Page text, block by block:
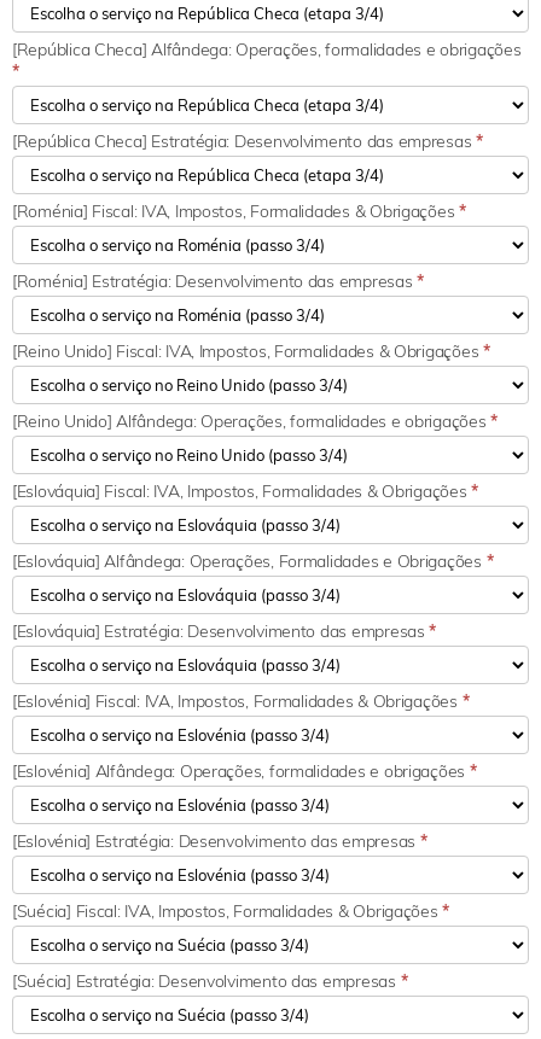
[República Checa] Alfândega: Operações, formalidades e obrigações
*
[República Checa] Estratégia: Desenvolvimento das empresas*
[Roménia] Fiscal: IVA, Impostos, Formalidades & Obrigações*
[Roménia] Estratégia: Desenvolvimento das empresas*
[Reino Unido] Fiscal: IVA, Impostos, Formalidades & Obrigações *
[Reino Unido] Alfândega: Operações, formalidades e obrigações*
[Eslováquia] Fiscal: IVA, Impostos, Formalidades & Obrigações*
[Eslováquia] Alfândega: Operações, Formalidades e Obrigações *
[Eslováquia] Estratégia: Desenvolvimento das empresas*
[Eslovénia] Fiscal: IVA, Impostos, Formalidades & Obrigações *
[Eslovénia] Alfândega: Operações, formalidades e obrigações *
[Eslovénia] Estratégia: Desenvolvimento das empresas *
[Suécia] Fiscal: IVA, Impostos, Formalidades & Obrigações*
[Suécia] Estratégia: Desenvolvimento das empresas *